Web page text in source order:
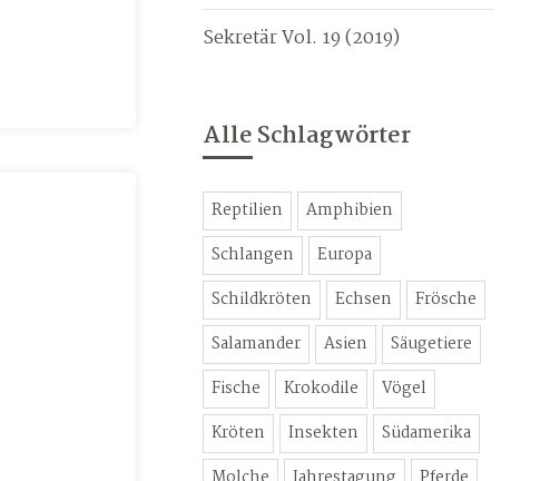
Sekretär Vol. 19 (2019)
Alle Schlagwörter
Reptilien
Amphibien
Schlangen
Europa
Schildkröten
Echsen
Frösche
Salamander
Asien
Säugetiere
Fische
Krokodile
Vögel
Kröten
Insekten
Südamerika